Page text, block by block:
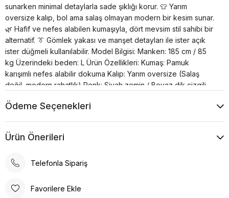
sunarken minimal detaylarla sade şıklığı korur. 👕 Yarım
oversize kalıp, bol ama salaş olmayan modern bir kesim sunar.
🌿 Hafif ve nefes alabilen kumaşıyla, dört mevsim stil sahibi bir
alternatif. 👔 Gömlek yakası ve manşet detayları ile ister açık
ister düğmeli kullanılabilir. Model Bilgisi: Manken: 185 cm / 85
kg Üzerindeki beden: L Ürün Özellikleri: Kumaş: Pamuk
karışımlı nefes alabilir dokuma Kalıp: Yarım oversize (Salaş
değil, modern rahatlık) Renk: Siyah zemin / Beyaz dik çizgili
Bakım Talimatı: 30°C’de makinede yıkanabilir Düşük ısıda
Önerisi: Scorsese gömleğini siyah slim fit pantolon ve deri
sneaker ile kombinleyerek metropol havasını tamamlayabilirsin.
Ödeme Seçenekleri
Ürün Önerileri
Telefonla Sipariş
Favorilere Ekle